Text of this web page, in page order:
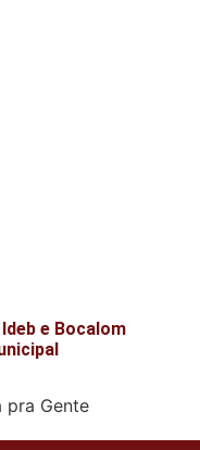
e Bocalom